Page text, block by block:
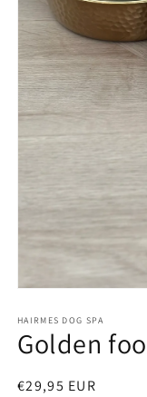
openen
in
modaal
HAIRMES DOG SPA
Golden
Normale
€29,95 EUR